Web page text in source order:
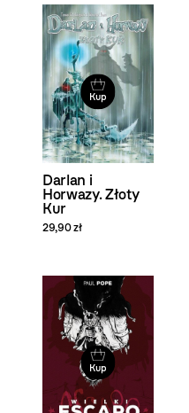
i filtrowanie
produktów
Kup
Darlan i
Horwazy. Złoty
Kur
29,90 zł
Kup